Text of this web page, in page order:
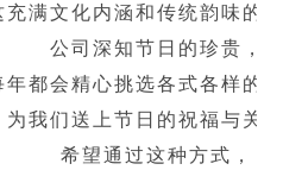
充满文化内涵和传统韵味的
公司深知节日的珍贵，
年都会精心挑选各式各样的
为我们送上节日的祝福与关
希望通过这种方式，